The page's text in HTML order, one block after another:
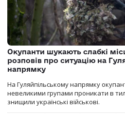
Окупанти шукають слабкі
розповів про ситуацію на
напрямку
На Гуляйпільському напрямку
невеликими групами проникати в
знищили українські військові.